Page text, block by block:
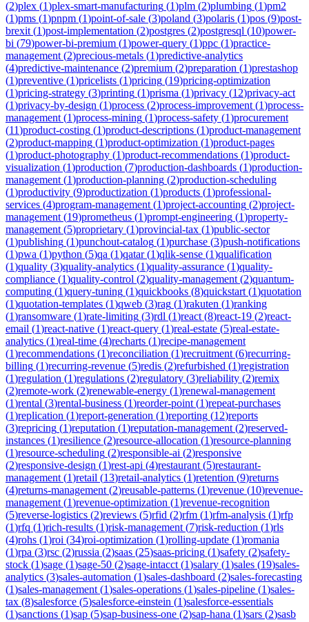
(2)plex (1)plex-smart-manufacturing (1)plm (2)plumbing (1)pm2
(1)pms (1)pnpm (1)point-of-sale (3)poland (3)polaris (1)pos (9)post-
brexit (1)post-implementation (2)postgres (2)postgresql (10)power-
bi (79)power-bi-premium (1)power-query (1)ppc (1)practice-
management (2)precious-metals (1)predictive-analytics
(4)predictive-maintenance (2)premium (2)preparation (1)prestashop
(1)preventive (1)pricelists (1)pricing (19)pricing-optimization
(1)pricing-strategy (3)printing (1)prisma (1)privacy (12)privacy-act
(1)privacy-by-design (1)process (2)process-improvement (1)process-
management (1)process-mining (1)process-safety (1)procurement
(11)product-costing (1)product-descriptions (1)product-management
(2)product-mapping (1)product-optimization (1)product-pages
(1)product-photography (1)product-recommendations (1)product-
visualization (1)production (7)production-dashboards (1)production-
management (1)production-planning (2)production-scheduling
(1)productivity (9)productization (1)products (1)professional-
services (4)program-management (1)project-accounting (2)project-
management (19)prometheus (1)prompt-engineering (1)property-
management (5)proprietary (1)provincial-tax (1)public-sector
(1)publishing (1)punchout-catalog (1)purchase (3)push-notifications
(1)pwa (1)python (5)qa (1)qatar(1)qlik-sense (1)qualification
(1)quality (3)quality-analytics (1)quality-assurance (1)quality-
compliance (1)quality-control (2)quality-management (2)quantum-
computing (1)query-tuning (1)quickbooks (8)quickstart (1)quotation
(1)quotation-templates (1)qweb (3)rag (1)rakuten (1)ranking
(1)ransomware (1)rate-limiting (3)rdl (1)react (8)react-19 (2)react-
email (1)react-native (1)react-query (1)real-estate (5)real-estate-
analytics (1)real-time (4)recharts (1)recipe-management
(1)recommendations (1)reconciliation (1)recruitment (6)recurring-
billing (1)recurring-revenue (5)redis (2)refurbished (1)registration
(1)regulation (1)regulations (2)regulatory (3)reliability (2)remix
(2)remote-work (2)renewable-energy (1)renewal-management
(1)rental (3)rental-business (1)reorder-point (1)repeat-purchases
(1)replication (1)report-generation (1)reporting (12)reports
(3)repricing (1)reputation (1)reputation-management (2)reserved-
instances (1)resilience (2)resource-allocation (1)resource-planning
(1)resource-scheduling (2)responsible-ai (2)responsive
(2)responsive-design (1)rest-api (4)restaurant (5)restaurant-
management (1)retail (13)retail-analytics (1)retention (9)returns
(4)returns-management (2)reusable-patterns (1)revenue (10)revenue-
management (1)revenue-optimization (1)revenue-recognition
(5)reverse-logistics (2)reviews (5)rfid (2)rfm (1)rfm-analysis (1)rfp
(1)rfq (1)rich-results (1)risk-management (7)risk-reduction (1)rls
(4)rohs (1)roi (34)roi-optimization (1)rolling-update (1)romania
(1)rpa (3)rsc (2)russia (2)saas (25)saas-pricing (1)safety (2)safety-
stock (1)sage (1)sage-50 (2)sage-intacct (1)salary (1)sales (19)sales-
analytics (3)sales-automation (1)sales-dashboard (2)sales-forecasting
(1)sales-management (1)sales-operations (1)sales-pipeline (1)sales-
tax (8)salesforce (5)salesforce-einstein (1)salesforce-essentials
(1)sanctions (1)sap (5)sap-business-one (2)sap-hana (1)sars (2)sasb